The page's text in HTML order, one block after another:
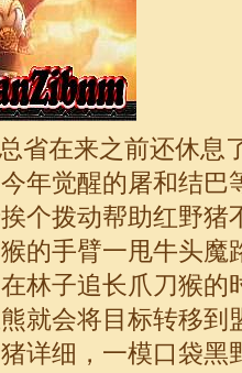
省在来之前还休息
年觉醒的屠和结巴
个拨动帮助红野猪
的手臂一甩牛头魔
林子追长爪刀猴的
就会将目标转移到
详细，一模口袋黑